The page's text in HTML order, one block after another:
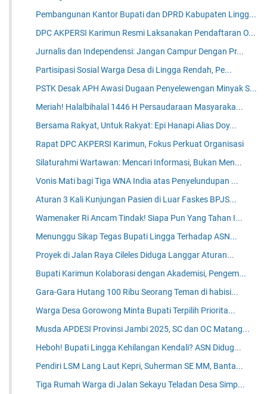
Pembangunan Kantor Bupati dan DPRD Kabupaten Lingg...
DPC AKPERSI Karimun Resmi Laksanakan Pendaftaran O...
Jurnalis dan Independensi: Jangan Campur Dengan Pr...
Partisipasi Sosial Warga Desa di Lingga Rendah, Pe...
PSTK Desak APH Awasi Dugaan Penyelewengan Minyak S...
Meriah! Halalbihalal 1446 H Persaudaraan Masyaraka...
Bersama Rakyat, Untuk Rakyat: Epi Hanapi Alias Doy...
Rapat DPC AKPERSI Karimun, Fokus Perkuat Organisasi
Silaturahmi Wartawan: Mencari Informasi, Bukan Men...
Vonis Mati bagi Tiga WNA India atas Penyelundupan ...
Aturan 3 Kali Kunjungan Pasien di Luar Faskes BPJS...
Wamenaker Ri Ancam Tindak! Siapa Pun Yang Tahan I...
Menunggu Sikap Tegas Bupati Lingga Terhadap ASN...
Proyek di Jalan Raya Cileles Diduga Langgar Aturan...
Bupati Karimun Kolaborasi dengan Akademisi, Pengem...
Gara-Gara Hutang 100 Ribu Seorang Teman di habisi...
Warga Desa Gorowong Minta Bupati Terpilih Priorita...
Musda APDESI Provinsi Jambi 2025, SC dan OC Matang...
Heboh! Bupati Lingga Kehilangan Kendali? ASN Didug...
Pendiri LSM Lang Laut Kepri, Suherman SE MM, Banta...
Tiga Rumah Warga di Jalan Sekayu Teladan Desa Simp...